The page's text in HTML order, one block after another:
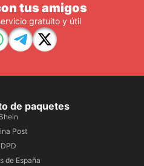
tus amigos
gratuito y útil
de paquetes
Shein
Post
DPD
de España